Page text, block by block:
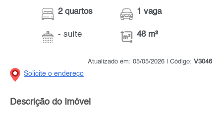
2 quartos
- suíte
1 vaga
48 m²
Atualizado em: 05/05/2026 | Código: V3046
Solicite o endereço
Descrição do Imóvel